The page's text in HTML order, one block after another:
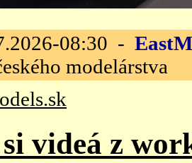
08:30 -
modelárstva
videá z